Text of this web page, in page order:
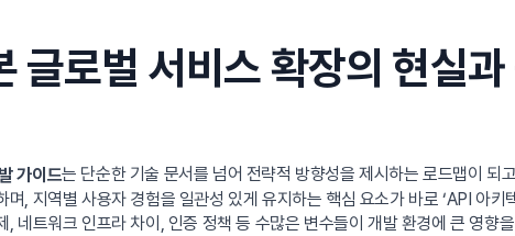
글로벌 서비스 확장의 현실
가이드는 단순한 기술 문서를 넘어 전략적 방향성을 제시하는 로드맵이 되
, 지역별 사용자 경험을 일관성 있게 유지하는 핵심 요소가 바로 ‘API 아키
네트워크 인프라 차이, 인증 정책 등 수많은 변수들이 개발 환경에 큰 영향